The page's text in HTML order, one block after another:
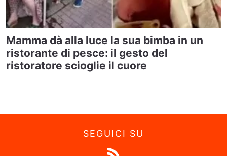
Mamma dà alla luce la sua bimba in un
ristorante di pesce: il gesto del
ristoratore scioglie il cuore
SEGUICI SU